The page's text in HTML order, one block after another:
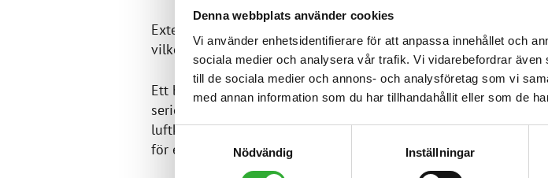
Denna webbplats använder cookies
Vi använder enhetsidentifierare för att anpassa innehållet och
sociala medier och analysera vår trafik. Vi vidarebefordrar
till de sociala medier och annons- och analysföretag som vi
med annan information som du har tillhandahållit eller som de
Samtyckesval
Nödvändig
Inställningar
Externhydraulik med högt flöde driver alla Avants redskap
vilket ytterligare ökar maskinens mångsidighet.
Ett brett utbud av tillval ökar också förarkomforten. 700-
serien kan utrustas med alla hyttalternativ, och även med
luftkonditionering, vilket garanterar perfekta förutsättningar
för en hel dags arbete.